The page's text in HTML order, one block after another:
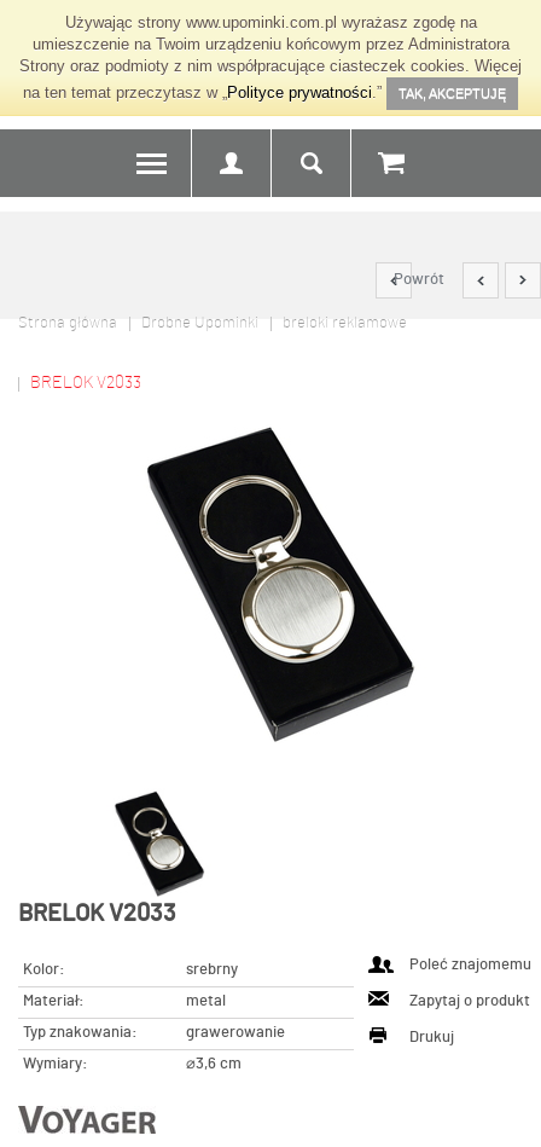
Używając strony www.upominki.com.pl wyrażasz zgodę na
umieszczenie na Twoim urządzeniu końcowym przez Administratora
Strony oraz podmioty z nim współpracujące ciasteczek cookies. Więcej
na ten temat przeczytasz w „Polityce prywatności.” TAK, AKCEPTUJĘ
Powrót
Strona główna Drobne Upominki breloki reklamowe
BRELOK V2033
BRELOK V2033
Kolor:
srebrny
Materiał:
metal
Typ znakowania:
grawerowanie
Wymiary:
⌀3,6 cm
Poleć znajomemu
Zapytaj o produkt
Drukuj